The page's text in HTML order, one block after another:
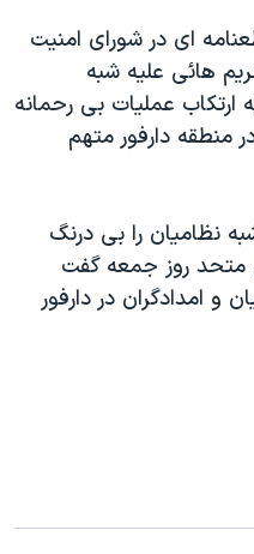
ای در شورای امنيت
هائی عليه شبه
ارتکاب عمليات بی رحمانه
منطقه دارفور متهم
نظاميان را بی درنگ
متحد روز جمعه گفت
و امدادگران در دارفور